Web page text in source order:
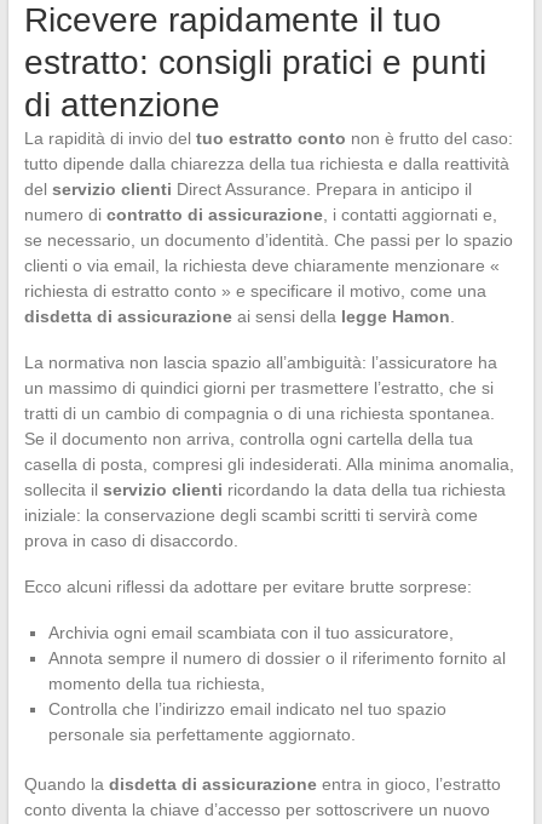
Ricevere rapidamente il tuo
estratto: consigli pratici e punti
di attenzione
La rapidità di invio del tuo estratto conto non è frutto del caso:
tutto dipende dalla chiarezza della tua richiesta e dalla reattività
del servizio clienti Direct Assurance. Prepara in anticipo il
numero di contratto di assicurazione, i contatti aggiornati e,
se necessario, un documento d’identità. Che passi per lo spazio
clienti o via email, la richiesta deve chiaramente menzionare «
richiesta di estratto conto » e specificare il motivo, come una
disdetta di assicurazioneai sensi della legge Hamon
La normativa non lascia spazio all’ambiguità: l’assicuratore ha
un massimo di quindici giorni per trasmettere l’estratto, che si
tratti di un cambio di compagnia o di una richiesta spontanea.
Se il documento non arriva, controlla ogni cartella della tua
casella di posta, compresi gli indesiderati. Alla minima anomalia,
sollecita il servizio clienti ricordando la data della tua richiesta
iniziale: la conservazione degli scambi scritti ti servirà come
prova in caso di disaccordo.
Ecco alcuni riflessi da adottare per evitare brutte sorprese:
Archivia ogni email scambiata con il tuo assicuratore,
Annota sempre il numero di dossier o il riferimento fornito al
momento della tua richiesta,
Controlla che l’indirizzo email indicato nel tuo spazio
personale sia perfettamente aggiornato.
Quando la disdetta di assicurazioneentra in gioco, l’estratto
conto diventa la chiave d’accesso per sottoscrivere un nuovo